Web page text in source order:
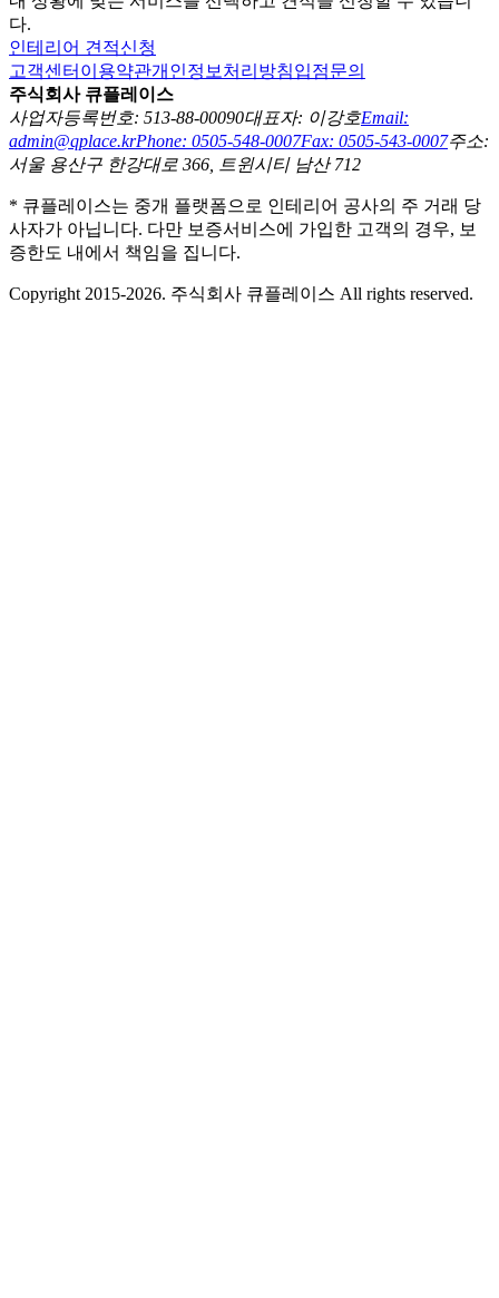
다.
인테리어 견적신청
고객센터 이용약관개인정보처리방침입점문의
주식회사 큐플레이스
사업자등록번호: 513-88-00090대표자: 이강호Email:
admin@qplace.krPhone: 0505-548-0007Fax: 0505-543-0007주소:
서울 용산구 한강대로 366, 트윈시티 남산 712
* 큐플레이스는 중개 플랫폼으로 인테리어 공사의 주 거래 당
사자가 아닙니다. 다만 보증서비스에 가입한 고객의 경우, 보
증한도 내에서 책임을 집니다.
Copyright 2015-2026. 주식회사 큐플레이스 All rights reserved.